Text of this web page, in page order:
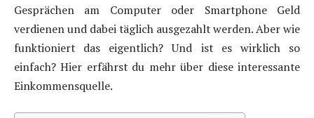
Gesprächen am Computer oder Smartphone Geld
verdienen und dabei täglich ausgezahlt werden. Aber wie
funktioniert das eigentlich? Und ist es wirklich so
einfach? Hier erfährst du mehr über diese interessante
Einkommensquelle.